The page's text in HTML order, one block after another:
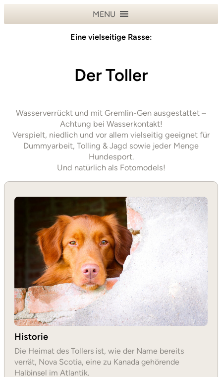
MENU
Eine vielseitige Rasse:
Der Toller
Wasserverrückt und mit Gremlin-Gen ausgestattet –
Achtung bei Wasserkontakt!
Verspielt, niedlich und vor allem vielseitig geeignet für
Dummyarbeit, Tolling & Jagd sowie jeder Menge
Hundesport.
Und natürlich als Fotomodels!
Historie
Die Heimat des Tollers ist, wie der Name bereits
verrät, Nova Scotia, eine zu Kanada gehörende
Halbinsel im Atlantik.